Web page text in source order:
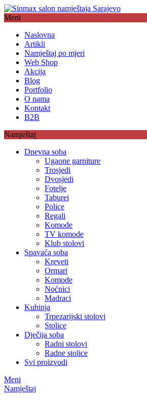
Meni
Naslovna
Artikli
Namještaj po mjeri
Web Shop
Akcija
Blog
Portfolio
O nama
Kontakt
B2B
Namještaj
Dnevna soba
Ugaone garniture
Trosjedi
Dvosjedi
Fotelje
Taburei
Police
Regali
Komode
TV komode
Klub stolovi
Spavaća soba
Kreveti
Ormari
Komode
Noćnici
Madraci
Kuhinja
Trpezarijski stolovi
Stolice
Dječija soba
Radni stolovi
Radne stolice
Svi proizvodi
Meni
Namještaj